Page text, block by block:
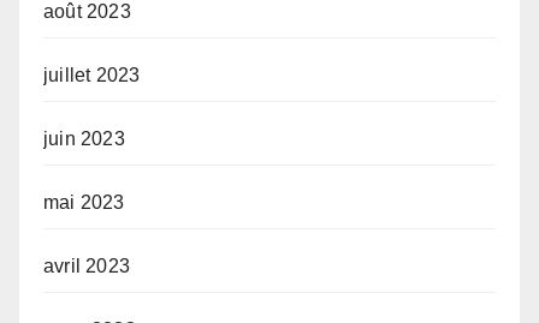
août 2023
juillet 2023
juin 2023
mai 2023
avril 2023